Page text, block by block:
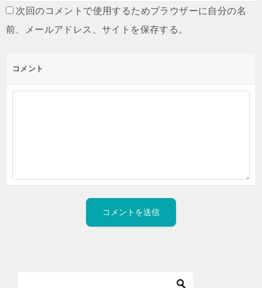
次回のコメントで使用するためブラウザーに自分の名
前、メールアドレス、サイトを保存する。
コメント